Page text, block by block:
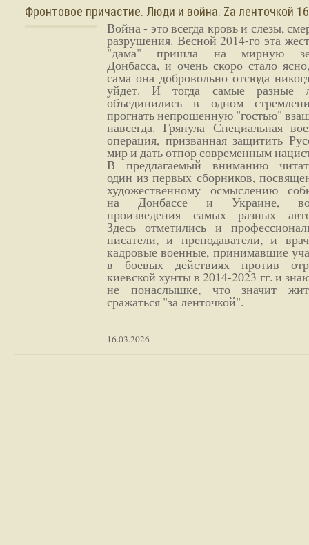
Фронтовое причастие. Люди и война. Zа ленточкой
Война - это всегда кровь и слезы,
разрушения. Весной 2014-го эта
"дама" пришла на мирную
Донбасса, и очень скоро стало
сама она добровольно отсюда
уйдет. И тогда самые разные
объединились в одном
прогнать непрошенную "гостью"
навсегда. Грянула Специальная
операция, призванная защитить
мир и дать отпор современным
В предлагаемый вниманию
один из первых сборников,
художественному осмыслению
на Донбассе и Украине,
произведения самых разных
Здесь отметились и
писатели, и преподаватели, и
кадровые военные, принимавшие
в боевых действиях против
киевской хунты в 2014-2023 гг. и
не понаслышке, что значит
сражаться "за ленточкой".
16.03.2026